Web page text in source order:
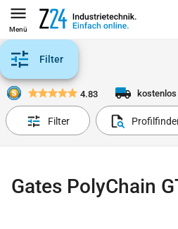
Menü
Filter
4.83 kostenlos
Filter
Gates PolyChain